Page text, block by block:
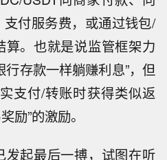
付服务费，或通过钱包/
。也就是说监管框架力
行存款一样躺赚利息”，但
支付/转账时获得类似返
励”的激励。
发起最后一搏，试图在听